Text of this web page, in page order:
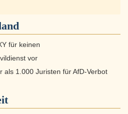
für keinen
vor
als 1.000 Juristen für AfD-Verbot